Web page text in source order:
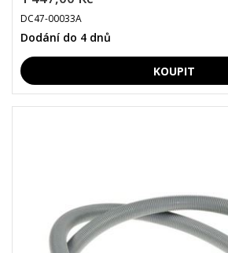
DC47-00033A
Dodání do 4 dnů